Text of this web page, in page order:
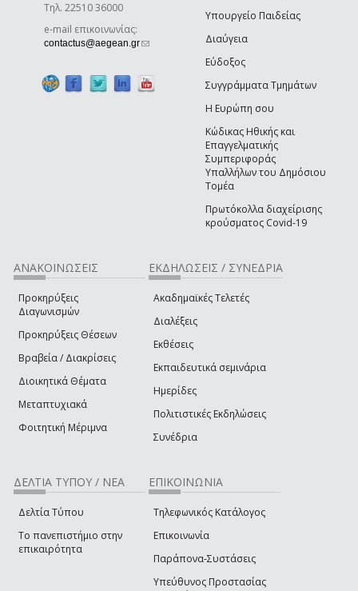
Τηλ. 22510 36000
e-mail επικοινωνίας:
contactus@aegean.gr(link sends e-mail)
Υπουργείο Παιδείας
Διαύγεια
Εύδοξος
Συγγράμματα Τμημάτων
Η Ευρώπη σου
Κώδικας Ηθικής και
Επαγγελματικής
Συμπεριφοράς
Υπαλλήλων του Δημόσιου
Τομέα
Πρωτόκολλα διαχείρισης
κρούσματος Covid-19
ΑΝΑΚΟΙΝΩΣΕΙΣ
Προκηρύξεις
Διαγωνισμών
Προκηρύξεις Θέσεων
Βραβεία / Διακρίσεις
Διοικητικά Θέματα
Μεταπτυχιακά
Φοιτητική Μέριμνα
ΕΚΔΗΛΩΣΕΙΣ / ΣΥΝΕΔΡΙΑ
Ακαδημαϊκές Τελετές
Διαλέξεις
Εκθέσεις
Εκπαιδευτικά σεμινάρια
Ημερίδες
Πολιτιστικές Εκδηλώσεις
Συνέδρια
ΔΕΛΤΙΑ ΤΥΠΟΥ / ΝΕΑ
Δελτία Τύπου
Το πανεπιστήμιο στην
επικαιρότητα
ΕΠΙΚΟΙΝΩΝΙΑ
Τηλεφωνικός Κατάλογος
Επικοινωνία
Παράπονα-Συστάσεις
Υπεύθυνος Προστασίας